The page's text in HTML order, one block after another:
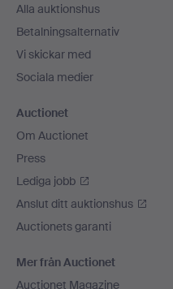
Alla auktionshus
Betalningsalternativ
Vi skickar med
Sociala medier
Auctionet
Om Auctionet
Press
Lediga jobb
Anslut ditt auktionshus
Auctionets garanti
Mer från Auctionet
Auctionet Magazine